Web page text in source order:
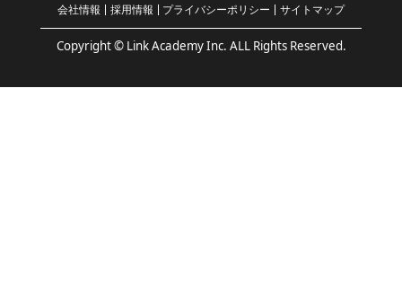
Copyright © Link Academy Inc. ALL Rights Reserved.
会社情報 採用情報 プライバシーポリシー サイトマップ